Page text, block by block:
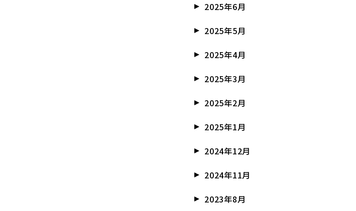
2025年6月
2025年5月
2025年4月
2025年3月
2025年2月
2025年1月
2024年12月
2024年11月
2023年8月